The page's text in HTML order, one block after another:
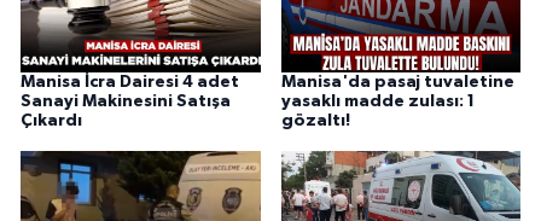
Manisa İcra Dairesi 4 adet
Sanayi Makinesini Satışa
Çıkardı
Manisa'da pasaj tuvaletine
yasaklı madde zulası: 1
gözaltı!